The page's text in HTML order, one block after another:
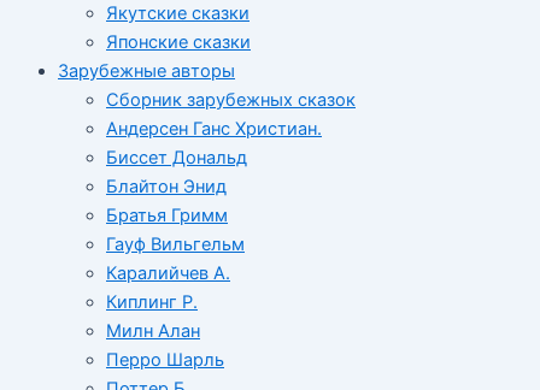
Якутские сказки
Японские сказки
Зарубежные авторы
Сборник зарубежных сказок
Андерсен Ганс Христиан.
Биссет Дональд
Блайтон Энид
Братья Гримм
Гауф Вильгельм
Каралийчев А.
Киплинг Р.
Милн Алан
Перро Шарль